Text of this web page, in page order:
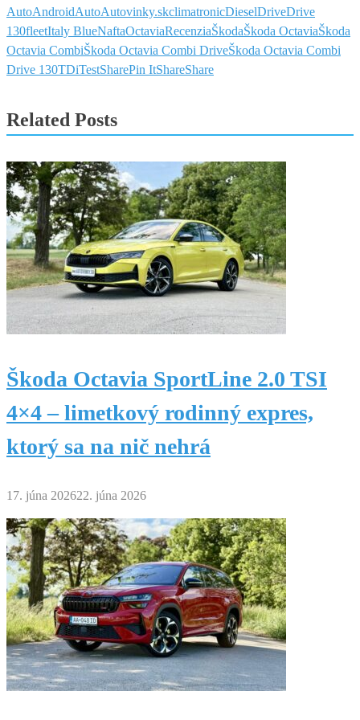
AutoAndroidAutoAutovinky.skclimatronicDieselDriveDrive
130fleetItaly BlueNaftaOctaviaRecenziaŠkodaŠkoda OctaviaŠkoda
Octavia CombiŠkoda Octavia Combi DriveŠkoda Octavia Combi
Drive 130TDiTestSharePin ItShareShare
Related Posts
Škoda Octavia SportLine 2.0 TSI
4×4 – limetkový rodinný expres,
ktorý sa na nič nehrá
17. júna 202622. júna 2026